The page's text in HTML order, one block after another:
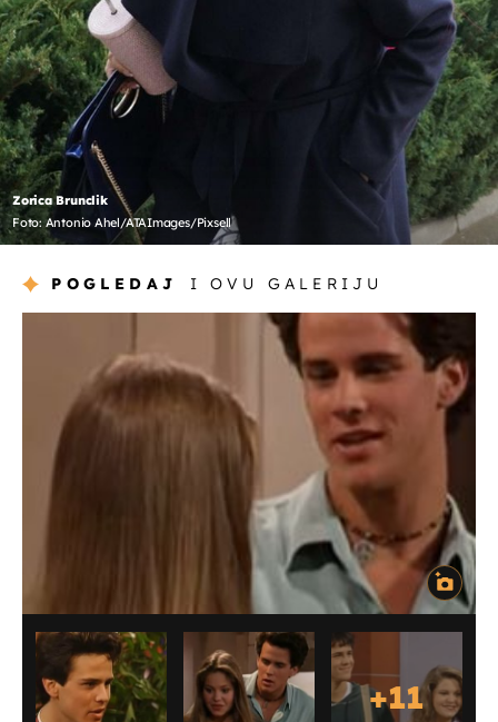
Zorica Brunclik
Foto: Antonio Ahel/ATAImages/Pixsell
POGLEDAJ I OVU GALERIJU
+11